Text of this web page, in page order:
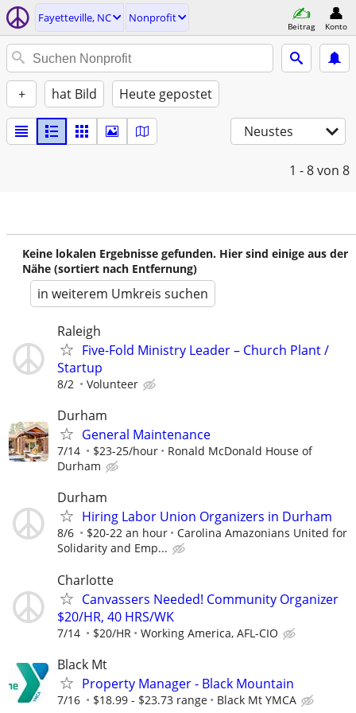
Fayetteville, NC Nonprofit
Beitrag Konto
+ hat Bild Heute gepostet
Neustes
1 - 8von 8
Keine lokalen Ergebnisse gefunden. Hier sind einige aus der
Nähe (sortiert nach Entfernung)
in weiterem Umkreis suchen
Raleigh
Five-Fold Ministry Leader – Church Plant /
Startup
8/2 Volunteer
Durham
General Maintenance
7/14 $23-25/hour
Ronald McDonald House of
Durham
Durham
Hiring Labor Union Organizers in Durham
8/6 $20-22 an hour
Carolina Amazonians United for
Solidarity and Emp...
Charlotte
Canvassers Needed! Community Organizer
$20/HR, 40 HRS/WK
7/14 $20/HR Working America, AFL-CIO
Black Mt
Property Manager - Black Mountain
7/16 $18.99 - $23.73 range Black Mt YMCA